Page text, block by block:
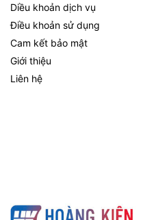
Diều khoản dịch vụ
Điều khoản sử dụng
Cam kết bảo mật
Giới thiệu
Liên hệ